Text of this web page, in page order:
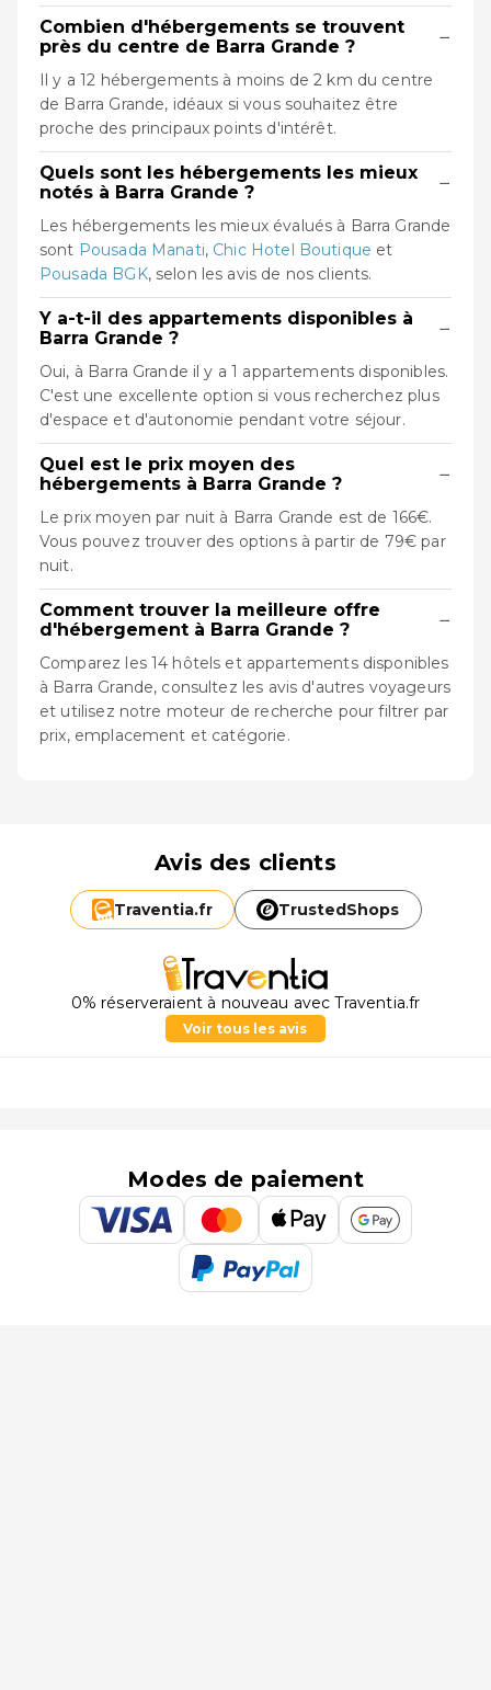
Combien d'hébergements se trouvent
près du centre de Barra Grande ?
−
Il y a 12 hébergements à moins de 2 km du centre
de Barra Grande, idéaux si vous souhaitez être
proche des principaux points d'intérêt.
Quels sont les hébergements les mieux
notés à Barra Grande ?
−
Les hébergements les mieux évalués à Barra Grande
sont Pousada Manati, Chic Hotel Boutique et
Pousada BGK, selon les avis de nos clients.
Y a-t-il des appartements disponibles à
Barra Grande ?
−
Oui, à Barra Grande il y a 1 appartements disponibles.
C'est une excellente option si vous recherchez plus
d'espace et d'autonomie pendant votre séjour.
Quel est le prix moyen des
hébergements à Barra Grande ?
−
Le prix moyen par nuit à Barra Grande est de 166€.
Vous pouvez trouver des options à partir de 79€ par
nuit.
Comment trouver la meilleure offre
d'hébergement à Barra Grande ?
−
Comparez les 14 hôtels et appartements disponibles
à Barra Grande, consultez les avis d'autres voyageurs
et utilisez notre moteur de recherche pour filtrer par
prix, emplacement et catégorie.
Avis des clients
Traventia.fr TrustedShops
0% réserveraient à nouveau avec Traventia.fr
Voir tous les avis
Modes de paiement